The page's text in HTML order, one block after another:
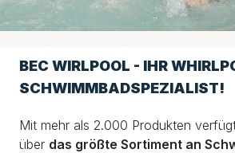
BEC WIRLPOOL - IHR
SCHWIMMBADSPEZIALIST!
Mit mehr als 2.000 Produkten
über das größte Sortiment an